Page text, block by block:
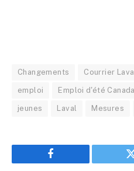
Changements Courrier
emploi Emploi d'été Canada
jeunes Laval Mesures
Facebook